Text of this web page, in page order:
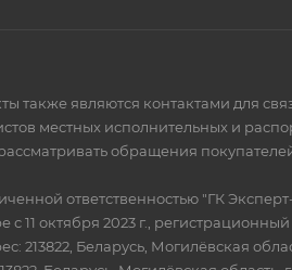
также являются контактами для
местных исполнительных и
обращения покупателей:
ответственностью "ГК
с 11 октября 2023 г.,
213822, Беларусь, Могилёвская